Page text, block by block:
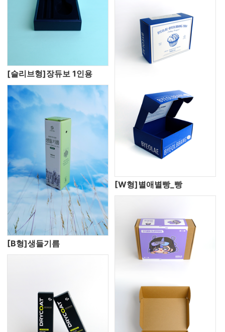
[슬리브형]장듀보 1인용
[B형]생들기름
[W형]별애별빵_빵